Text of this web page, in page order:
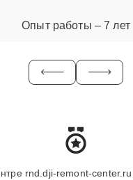
Опыт работы – 7 лет
rnd.dji-remont-